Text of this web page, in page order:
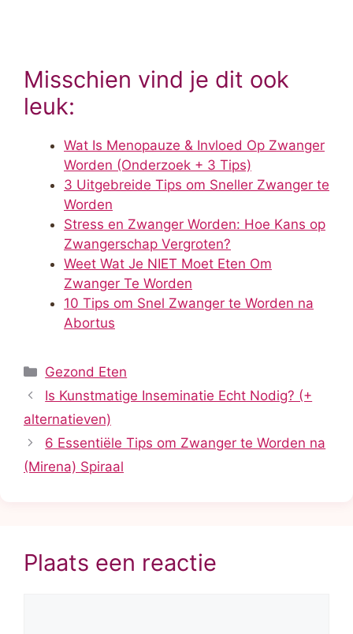
Misschien vind je dit ook
leuk:
Wat Is Menopauze & Invloed Op Zwanger
Worden (Onderzoek + 3 Tips)
3 Uitgebreide Tips om Sneller Zwanger te
Worden
Stress en Zwanger Worden: Hoe Kans op
Zwangerschap Vergroten?
Weet Wat Je NIET Moet Eten Om
Zwanger Te Worden
10 Tips om Snel Zwanger te Worden na
Abortus
Categorieën
Gezond Eten
Is Kunstmatige Inseminatie Echt Nodig? (+
alternatieven)
6 Essentiële Tips om Zwanger te Worden na
(Mirena) Spiraal
Plaats een reactie